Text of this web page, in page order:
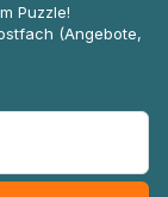
Puzzle!
(Angebote,